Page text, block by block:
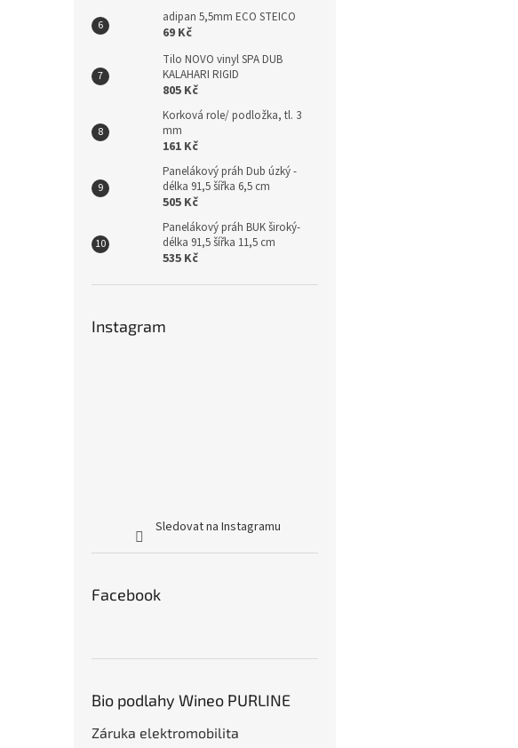
adipan 5,5mm ECO STEICO
69 Kč
Tilo NOVO vinyl SPA DUB
KALAHARI RIGID
805 Kč
Korková role/ podložka, tl. 3
mm
161 Kč
Panelákový práh Dub úzký -
délka 91,5 šířka 6,5 cm
505 Kč
Panelákový práh BUK široký-
délka 91,5 šířka 11,5 cm
535 Kč
Instagram
Sledovat na Instagramu
Facebook
Bio podlahy Wineo PURLINE
Záruka elektromobilita